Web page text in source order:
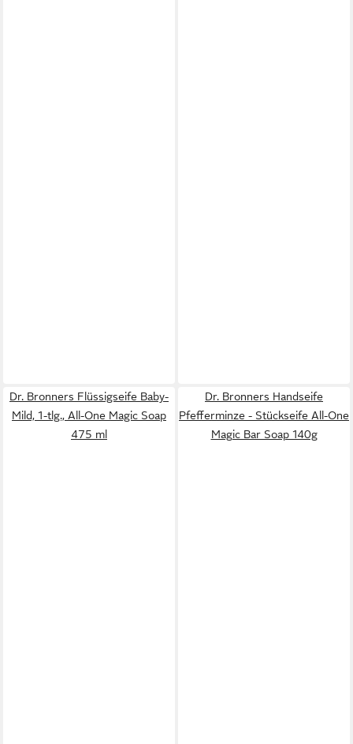
Dr. Bronners Flüssigseife Baby-
Mild, 1-tlg., All-One Magic Soap
475 ml
Dr. Bronners Handseife
Pfefferminze - Stückseife All-One
Magic Bar Soap 140g